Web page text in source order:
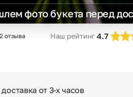
фото букета перед
отзыва Наш рейтинг 4.7
от 3-х часов